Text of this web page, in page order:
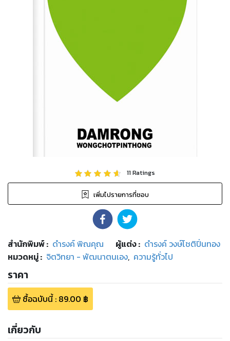
11Ratings
เพิ่มไปรายการที่ชอบ
สำนักพิมพ์: ดำรงค์ พิณคุณ ผู้แต่ง : ดำรงค์ วงษ์โชติปิ่นทอง
หมวดหมู่: จิตวิทยา - พัฒนาตนเอง, ความรู้ทั่วไป
ราคา
ซื้อฉบับนี้: 89.00 ฿
เกี่ยวกับ